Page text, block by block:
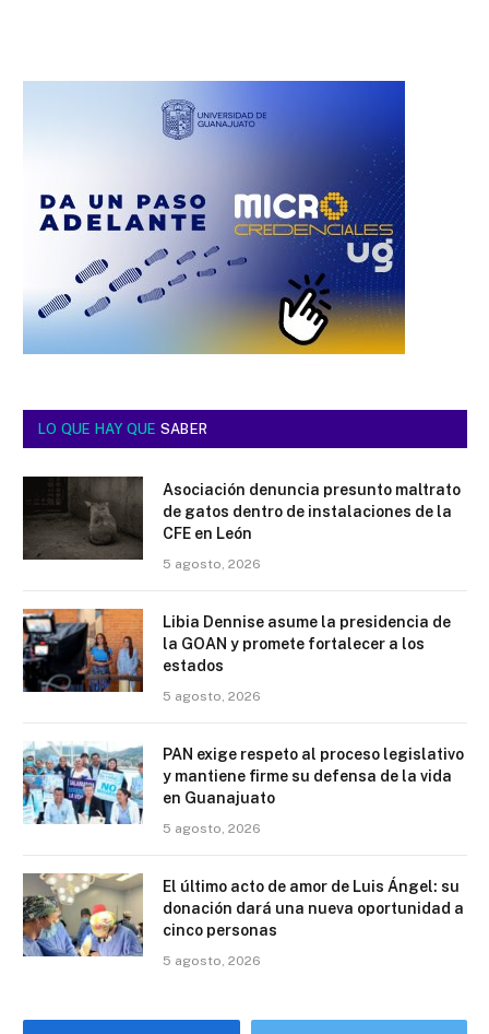
LO QUE HAY QUE SABER
Asociación denuncia presunto maltrato
de gatos dentro de instalaciones de la
CFE en León
5 agosto, 2026
Libia Dennise asume la presidencia de
la GOAN y promete fortalecer a los
estados
5 agosto, 2026
PAN exige respeto al proceso legislativo
y mantiene firme su defensa de la vida
en Guanajuato
5 agosto, 2026
El último acto de amor de Luis Ángel: su
donación dará una nueva oportunidad a
cinco personas
5 agosto, 2026